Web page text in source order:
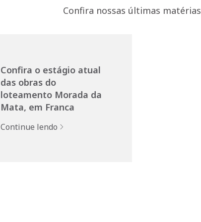
Confira nossas últimas matérias
Confira o estágio atual
das obras do
loteamento Morada da
Mata, em Franca
Continue lendo